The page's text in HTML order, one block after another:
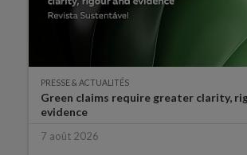
PRESSE & ACTUALITÉS
Green claims require greater clarity,
evidence
7 août 2026